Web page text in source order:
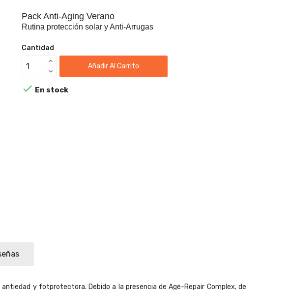
Pack Anti-Aging Verano
Rutina protección solar y Anti-Arrugas
Cantidad
Añadir Al Carrito
 En stock
antiedad y fotprotectora. Debido a la presencia de Age-Repair Complex, de